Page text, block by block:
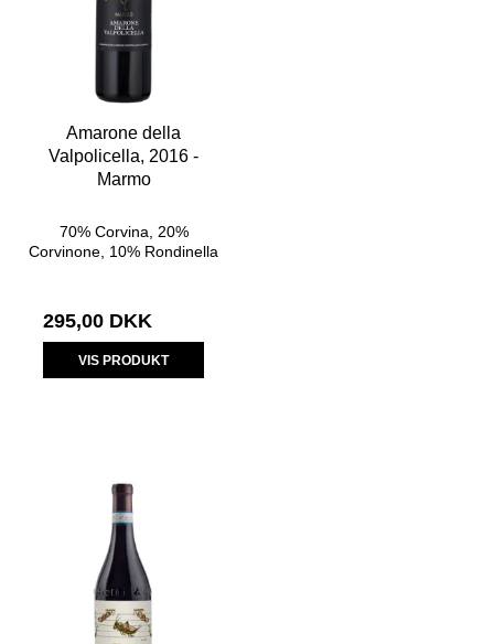
Amarone della
Valpolicella, 2016 -
Marmo
70% Corvina, 20%
Corvinone, 10% Rondinella
295,00 DKK
VIS PRODUKT